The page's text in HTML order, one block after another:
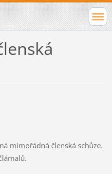
mimořádná členská schůze.